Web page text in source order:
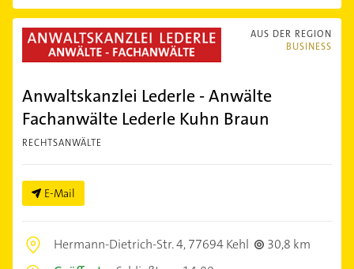
AUS DER REGION
BUSINESS
Anwaltskanzlei Lederle - Anwälte
Fachanwälte Lederle Kuhn Braun
RECHTSANWÄLTE
E-Mail
Hermann-Dietrich-Str. 4,77694 Kehl
30,8 km